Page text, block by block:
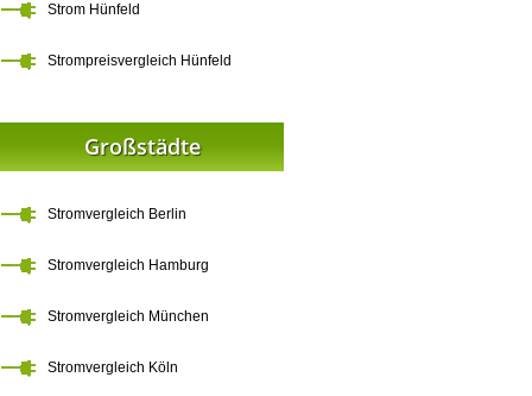
Strom Hünfeld
Strompreisvergleich Hünfeld
Großstädte
Stromvergleich Berlin
Stromvergleich Hamburg
Stromvergleich München
Stromvergleich Köln